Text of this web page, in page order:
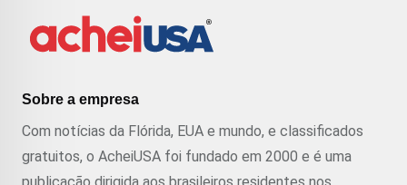
Sobre a empresa
Com notícias da Flórida, EUA e mundo, e classificados
gratuitos, o AcheiUSA foi fundado em 2000 e é uma